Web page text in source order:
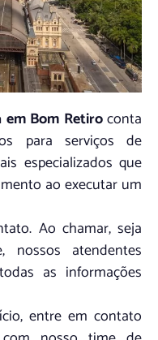
em Bom Retiroconta
para serviços de
especializados que
ao executar um
Ao chamar, seja
nossos atendentes
as informações
entre em contato